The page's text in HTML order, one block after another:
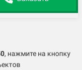
, нажмите на кнопку